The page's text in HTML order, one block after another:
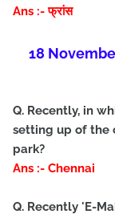
Ans :- फ्रांस
18
Q. Recently, in
setting up of the
park?
Ans :- Chennai
Q. Recently 'E-